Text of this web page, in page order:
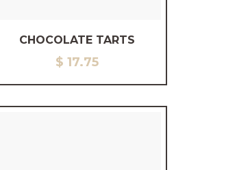
CHOCOLATE TARTS
$ 17.75